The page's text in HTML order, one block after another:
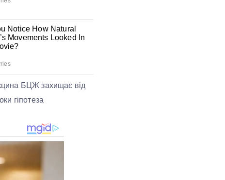
БЦЖ захищає від
гіпотеза